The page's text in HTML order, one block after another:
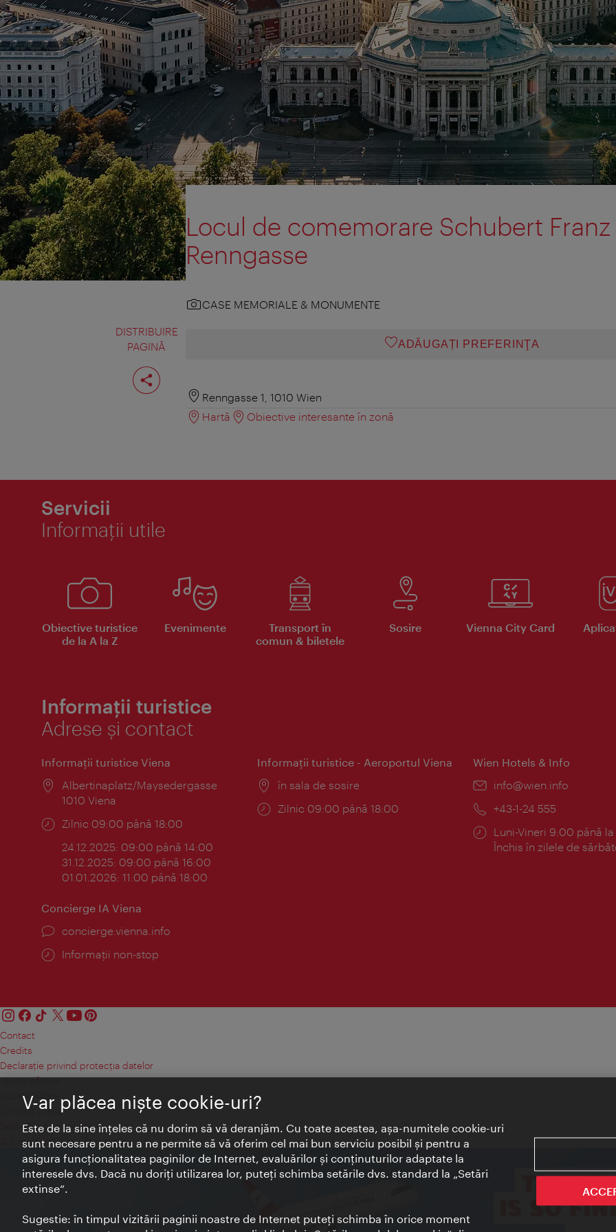
DISTRIBUIRE
PAGINĂ
Distribuiţi
pagina
Locul de comemorare Schubert Franz
Renngasse
CASE MEMORIALE & MONUMENTE
ADĂUGAȚI PREFERINŢA
Renngasse 1, 1010 Wien
Hartă
Obiective interesante în zonă
Servicii
Informaţii utile
Obiective turistice
de la A la Z
Evenimente
Transport în
comun & biletele
Sosire Vienna City Card
Informații turistice
Adrese și contact
Informaţii turistice Viena
Locul:
Albertinaplatz/Maysedergasse
1010 Viena
Program:
Zilnic 09:00 până 18:00
24.12.2025: 09:00 până 14:00
31.12.2025: 09:00 până 16:00
01.01.2026: 11:00 până 18:00
Informaţii turistice - Aeroportul Viena
Locul:
în sala de sosire
Program:
Zilnic 09:00 până 18:00
Wien Hotels & Info
E-
info@wien.info
Telefon:
+43-1-24 555
Program:
Luni-Vineri 9:00 până la
Închis în zilele de
Concierge IA Viena
concierge.vienna.info
Informații non-stop
Contact
Credits
Declaraţie privind protecţia datelor
Terms of Use
Accesibilitate
Contact presa
Setări module cookie
© Copyright Wien Tourismus
V-ar plăcea nişte cookie-uri?
Este de la sine înţeles că nu dorim să vă deranjăm. Cu toate acestea, aşa-numitele cookie-uri
sunt necesare pentru a ne permite să vă oferim cel mai bun serviciu posibil şi pentru a
asigura funcţionalitatea paginilor de Internet, evaluărilor şi conţinuturilor adaptate la
interesele dvs. Dacă nu doriţi utilizarea lor, puteţi schimba setările dvs. standard la „Setări
extinse“.
Sugestie: în timpul vizitării paginii noastre de Internet puteţi schimba în orice moment